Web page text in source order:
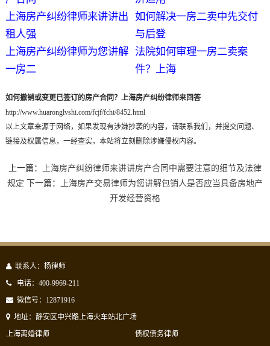
上海房产纠纷律师来讲讲出
租人强
如何解决一房二卖中先交付
与后登
上海房产纠纷律师为您讲解
一房二
法院如何审理一房二卖案
件？上海
如何撤销或变更已签订的房产合同？上海房产纠纷律师来回答
http://www.huaronglvshi.com/fcjf/fcht/8452.html
以上文章来源于网络，如果发现有涉嫌抄袭的内容，请联系我们，并提交问题、
链接及权属信息，一经查实，本站将立刻删除涉嫌侵权内容。
上一篇：
上海房产纠纷律师来讲讲房产合同中需要注意的细节及法律
规定 下一篇：
上海房产交易律师为您讲解包销人是否应当具备房地产
开发经营资格
联系人：杨律师
电话：400-9969-211
微信号：12871916
地址：静安区中兴路上海火车站北广场
上海离婚律师
债权债务律师